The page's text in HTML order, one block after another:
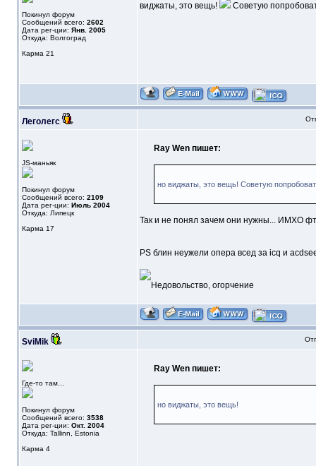
Покинул форум
Сообщений всего: 2602
Дата рег-ции: Янв. 2005
Откуда: Волгоград
Карма 21
виджаты, это вещь! Советую
Леголегс
JS-маньяк
Покинул форум
Сообщений всего: 2109
Дата рег-ции: Июль 2004
Откуда: Липецк
Карма 17
Ray Wen пишет:
но виджаты, это вещь! Советую
Так и не понял зачем они нужны... ИМХО
PS блин неужели опера всед за icq и
SviMik
Где-то там...
Покинул форум
Сообщений всего: 3538
Дата рег-ции: Окт. 2004
Откуда: Tallinn, Estonia
Карма 4
Ray Wen пишет:
но виджаты, это вещь!